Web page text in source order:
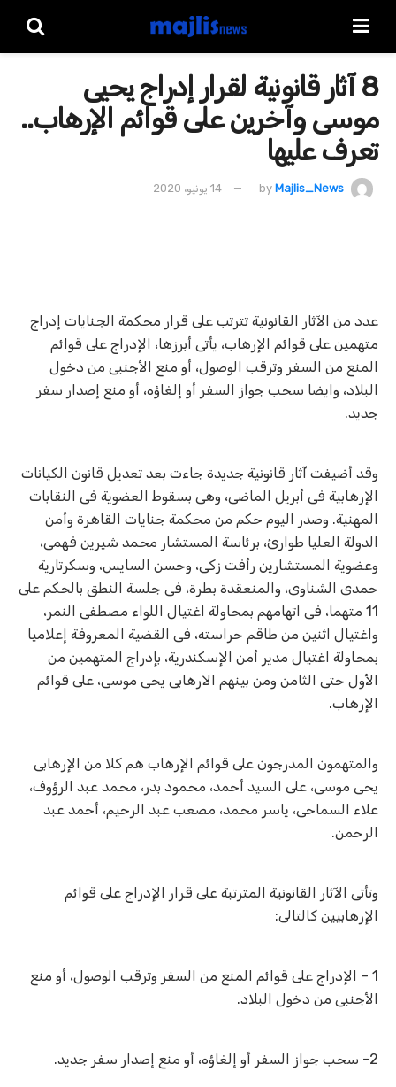
8 آثار قانونية لقرار إدراج يحيى
موسى وآخرين على قوائم الإرهاب..
تعرف عليها
by Majlis_News 14 يونيو، 2020
عدد من الآثار القانونية تترتب على قرار محكمة الجنايات إدراج
متهمين على قوائم الإرهاب، يأتى أبرزها، الإدراج على قوائم
المنع من السفر وترقب الوصول، أو منع الأجنبى من دخول
البلاد، وايضا سحب جواز السفر أو إلغاؤه، أو منع إصدار سفر
جديد.
وقد أضيفت آثار قانونية جديدة جاءت بعد تعديل قانون الكيانات
الإرهابية فى أبريل الماضى، وهى بسقوط العضوية فى النقابات
المهنية. وصدر اليوم حكم من محكمة جنايات القاهرة وأمن
الدولة العليا طوارئ، برئاسة المستشار محمد شيرين فهمى،
وعضوية المستشارين رأفت زكى، وحسن السايس، وسكرتارية
حمدى الشناوى، والمنعقدة بطرة، فى جلسة النطق بالحكم على
11 متهما، فى اتهامهم بمحاولة اغتيال اللواء مصطفى النمر،
واغتيال اثنين من طاقم حراسته، فى القضية المعروفة إعلاميا
بمحاولة اغتيال مدير أمن الإسكندرية، بإدراج المتهمين من
الأول حتى الثامن ومن بينهم الارهابى يحى موسى، على قوائم
الإرهاب.
والمتهمون المدرجون على قوائم الإرهاب هم كلا من الإرهابى
يحى موسى، على السيد أحمد، محمود بدر، محمد عبد الرؤوف،
علاء السماحى، ياسر محمد، مصعب عبد الرحيم، أحمد عبد
الرحمن.
وتأتى الآثار القانونية المترتبة على قرار الإدراج على قوائم
الإرهابيين كالتالى:
1 – الإدراج على قوائم المنع من السفر وترقب الوصول، أو منع
الأجنبى من دخول البلاد.
2- سحب جواز السفر أو إلغاؤه، أو منع إصدار سفر جديد.